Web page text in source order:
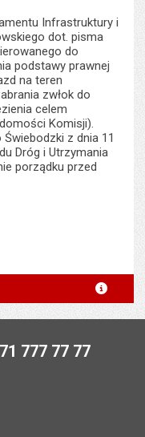
Infrastruktury i
dot. pisma
do
podstawy prawnej
na teren
zwłok do
celem
Komisji).
z dnia 11
Dróg i Utrzymania
porządku przed
Miejski Wrocławia
777 77 77